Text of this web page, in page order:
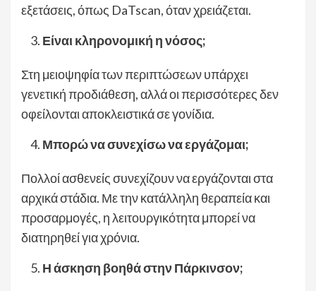
εξετάσεις, όπως DaTscan, όταν χρειάζεται.
Είναι κληρονομική η νόσος;
Στη μειοψηφία των περιπτώσεων υπάρχει
γενετική προδιάθεση, αλλά οι περισσότερες δεν
οφείλονται αποκλειστικά σε γονίδια.
Μπορώ να συνεχίσω να εργάζομαι;
Πολλοί ασθενείς συνεχίζουν να εργάζονται στα
αρχικά στάδια. Με την κατάλληλη θεραπεία και
προσαρμογές, η λειτουργικότητα μπορεί να
διατηρηθεί για χρόνια.
Η άσκηση βοηθά στην Πάρκινσον;